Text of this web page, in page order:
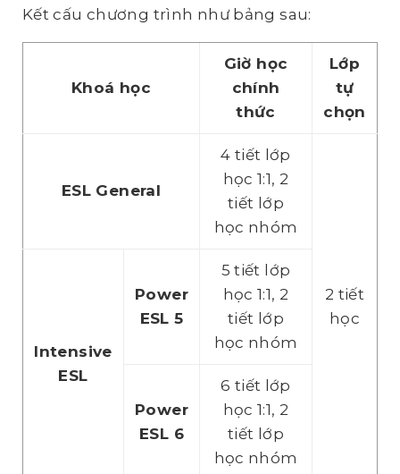
Kết cấu chương trình như bảng sau:
Khoá học
Giờ học
chính
thức
Lớp
tự
chọn
ESL General
4 tiết lớp
học 1:1, 2
tiết lớp
học nhóm
2 tiết
học
Intensive
ESL
Power
ESL 5
5 tiết lớp
học 1:1, 2
tiết lớp
học nhóm
Power
ESL 6
6 tiết lớp
học 1:1, 2
tiết lớp
học nhóm